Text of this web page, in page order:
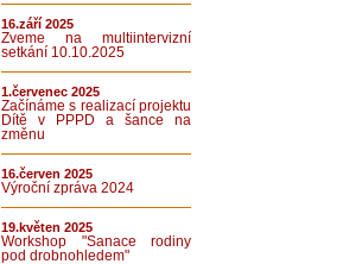
16.září 2025
Zveme na multiintervizní
setkání 10.10.2025
1.červenec 2025
Začínáme s realizací projektu
Dítě v PPPD a šance na
změnu
16.červen 2025
Výroční zpráva 2024
19.květen 2025
Workshop "Sanace rodiny
pod drobnohledem"